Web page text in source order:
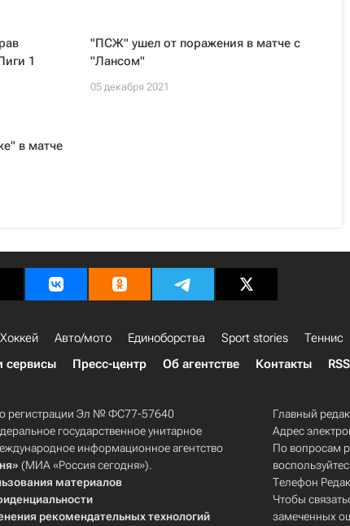
1
"ПСЖ" ушел от поражения в матче с
"Лансом"
05 декабря 2021
в матче
Хоккей Авто/мото Единоборства Sport stories Теннис
сервисы Пресс-центр Об агентстве Контакты RSS
о регистрации Эл № ФС77-57640
государственное унитарное
информационное агентство
(МИА «Россия сегодня»).
материалов
рекомендательных технологий
Главный
Адрес
По вопросам
Телефон
Чтобы
замеченных